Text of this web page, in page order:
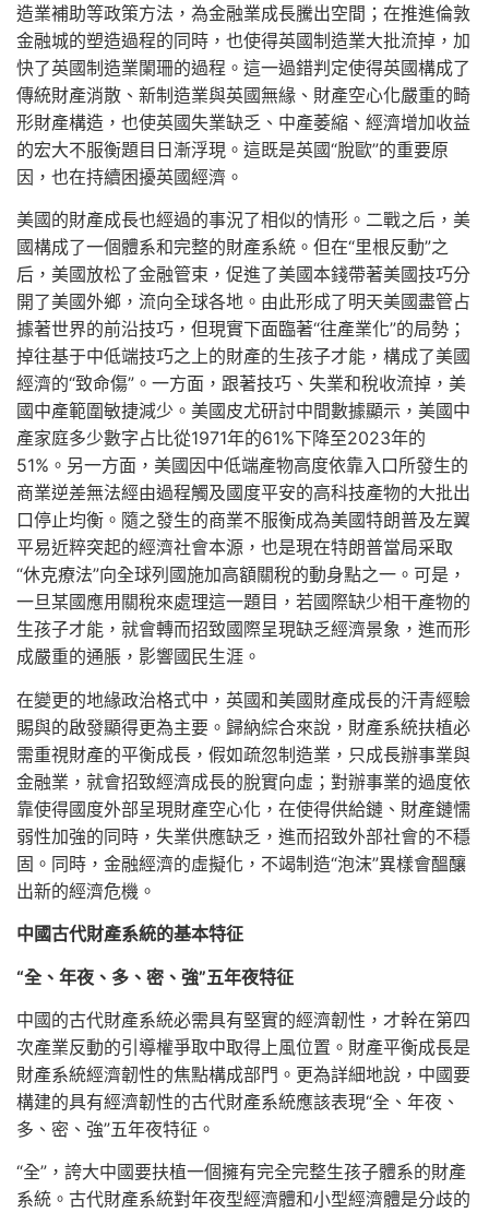
造業補助等政策方法，為金融業成長騰出空間；在推進倫敦
金融城的塑造過程的同時，也使得英國制造業大批流掉，加
快了英國制造業闌珊的過程。這一過錯判定使得英國構成了
傳統財產消散、新制造業與英國無緣、財產空心化嚴重的畸
形財產構造，也使英國失業缺乏、中產萎縮、經濟增加收益
的宏大不服衡題目日漸浮現。這既是英國“脫歐”的重要原
因，也在持續困擾英國經濟。
美國的財產成長也經過的事況了相似的情形。二戰之后，美
國構成了一個體系和完整的財產系統。但在“里根反動”之
后，美國放松了金融管束，促進了美國本錢帶著美國技巧分
開了美國外鄉，流向全球各地。由此形成了明天美國盡管占
據著世界的前沿技巧，但現實下面臨著“往產業化”的局勢；
掉往基于中低端技巧之上的財產的生孩子才能，構成了美國
經濟的“致命傷”。一方面，跟著技巧、失業和稅收流掉，美
國中產範圍敏捷減少。美國皮尤研討中間數據顯示，美國中
產家庭多少數字占比從1971年的61%下降至2023年的
51%。另一方面，美國因中低端產物高度依靠入口所發生的
商業逆差無法經由過程觸及國度平安的高科技產物的大批出
口停止均衡。隨之發生的商業不服衡成為美國特朗普及左翼
平易近粹突起的經濟社會本源，也是現在特朗普當局采取
“休克療法”向全球列國施加高額關稅的動身點之一。可是，
一旦某國應用關稅來處理這一題目，若國際缺少相干產物的
生孩子才能，就會轉而招致國際呈現缺乏經濟景象，進而形
成嚴重的通脹，影響國民生涯。
在變更的地緣政治格式中，英國和美國財產成長的汗青經驗
賜與的啟發顯得更為主要。歸納綜合來說，財產系統扶植必
需重視財產的平衡成長，假如疏忽制造業，只成長辦事業與
金融業，就會招致經濟成長的脫實向虛；對辦事業的過度依
靠使得國度外部呈現財產空心化，在使得供給鏈、財產鏈懦
弱性加強的同時，失業供應缺乏，進而招致外部社會的不穩
固。同時，金融經濟的虛擬化，不竭制造“泡沫”異樣會醞釀
出新的經濟危機。
中國古代財產系統的基本特征
“全、年夜、多、密、強”五年夜特征
中國的古代財產系統必需具有堅實的經濟韌性，才幹在第四
次產業反動的引導權爭取中取得上風位置。財產平衡成長是
財產系統經濟韌性的焦點構成部門。更為詳細地說，中國要
構建的具有經濟韌性的古代財產系統應該表現“全、年夜、
多、密、強”五年夜特征。
“全”，誇大中國要扶植一個擁有完全完整生孩子體系的財產
系統。古代財產系統對年夜型經濟體和小型經濟體是分歧的